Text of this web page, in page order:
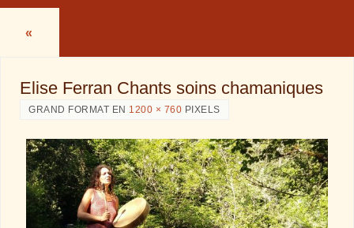
«
Elise Ferran Chants soins chamaniques
GRAND FORMAT EN 1200 × 760 PIXELS